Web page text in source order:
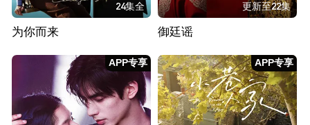
24集全
为你而来
更新至22集
御廷谣
APP专享 APP专享